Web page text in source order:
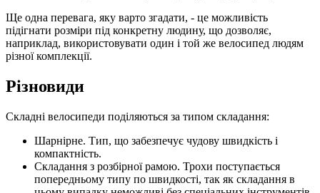
Ще одна перевага, яку варто згадати, - це можливість
підігнати розміри під конкретну людину, що дозволяє,
наприклад, використовувати один і той же велосипед людям
різної комплекції.
Різновиди
Складні велосипеди поділяються за типом складання:
Шарнірне. Тип, що забезпечує чудову швидкість і
компактність.
Складання з розбірної рамою. Трохи поступається
попередньому типу по швидкості, так як складання в